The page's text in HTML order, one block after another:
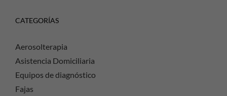
CATEGORÍAS
Aerosolterapia
Asistencia Domiciliaria
Equipos de diagnóstico
Fajas